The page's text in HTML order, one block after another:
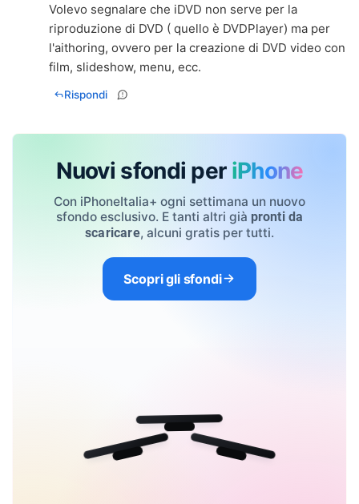
Volevo segnalare che iDVD non serve per la
riproduzione di DVD ( quello è DVDPlayer) ma per
l'aithoring, ovvero per la creazione di DVD video con
film, slideshow, menu, ecc.
Rispondi
Nuovi sfondi per iPhone
Con iPhoneItalia+ ogni settimana un nuovo
sfondo esclusivo. E tanti altri già pronti da
scaricare, alcuni gratis per tutti.
Scopri gli sfondi